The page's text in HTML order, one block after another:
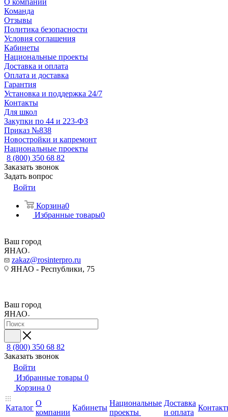
О компании
Команда
Отзывы
Политика безопасности
Условия соглашения
Кабинеты
Национальные проекты
Доставка и оплата
Оплата и доставка
Гарантия
Установка и поддержка 24/7
Контакты
Для школ
Закупки по 44 и 223-ФЗ
Приказ №838
Новостройки и капремонт
Национальные проекты
8 (800) 350 68 82
Заказать звонок
Задать вопрос
Войти
Корзина0
Избранные товары0
Ваш город
ЯНАО
zakaz@rosinterpro.ru
ЯНАО - Республики, 75
Ваш город
ЯНАО
8 (800) 350 68 82
Заказать звонок
Войти
Избранные товары 0
Корзина 0
Каталог
О
компании
Кабинеты
Национальные
проекты
Доставка
и оплата